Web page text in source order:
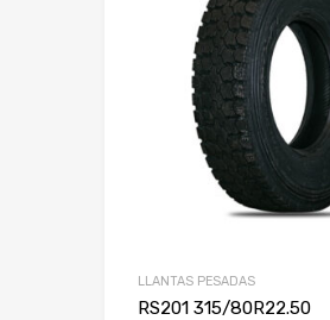
LLANTAS PESADAS
RS201 315/80R22.50